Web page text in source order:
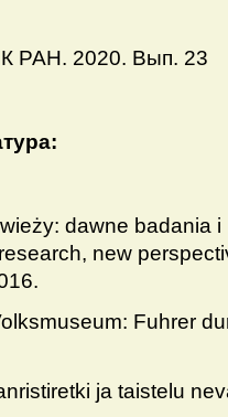
РАН. 2020. Вып. 23
dawne badania
new
Fuhrer
ja taistelu